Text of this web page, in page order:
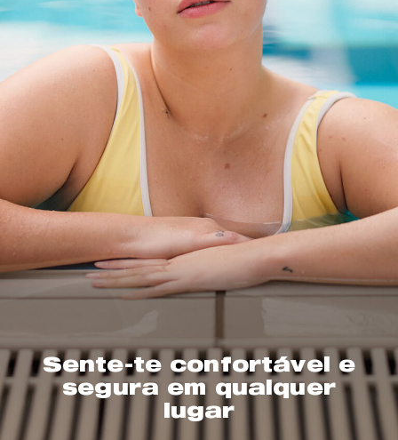
Sente-te confortável e
segura em qualquer
lugar